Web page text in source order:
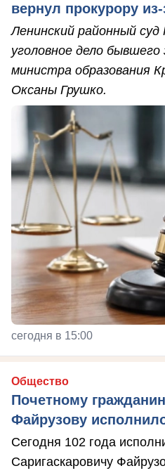
вернул прокурору
Ленинский районный суд
уголовное дело
министра образования
Оксаны Грушко.
сегодня в 15:00
Общество
Почетному
Файрузову
Сегодня 102 года
Саригаскаровичу